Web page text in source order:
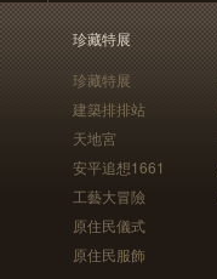
珍藏特展
珍藏特展
建築排排站
天地宮
安平追想1661
工藝大冒險
原住民儀式
原住民服飾